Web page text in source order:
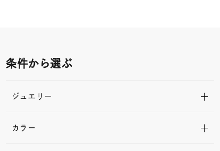
条件から選ぶ
ジュエリー
カラー